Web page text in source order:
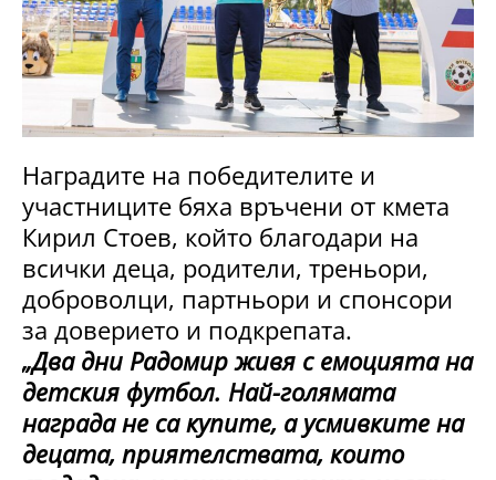
Наградите на победителите и
участниците бяха връчени от кмета
Кирил Стоев, който благодари на
всички деца, родители, треньори,
доброволци, партньори и спонсори
за доверието и подкрепата.
„Два дни Радомир живя с емоцията на
детския футбол. Най-голямата
награда не са купите, а усмивките на
децата, приятелствата, които